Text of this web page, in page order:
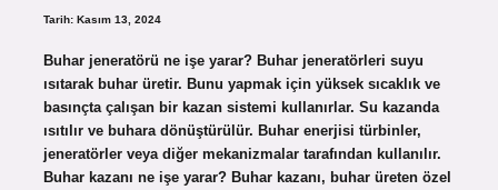
Tarih: Kasım 13, 2024
Buhar jeneratörü ne işe yarar? Buhar jeneratörleri suyu
ısıtarak buhar üretir. Bunu yapmak için yüksek sıcaklık ve
basınçta çalışan bir kazan sistemi kullanırlar. Su kazanda
ısıtılır ve buhara dönüştürülür. Buhar enerjisi türbinler,
jeneratörler veya diğer mekanizmalar tarafından kullanılır.
Buhar kazanı ne işe yarar? Buhar kazanı, buhar üreten özel